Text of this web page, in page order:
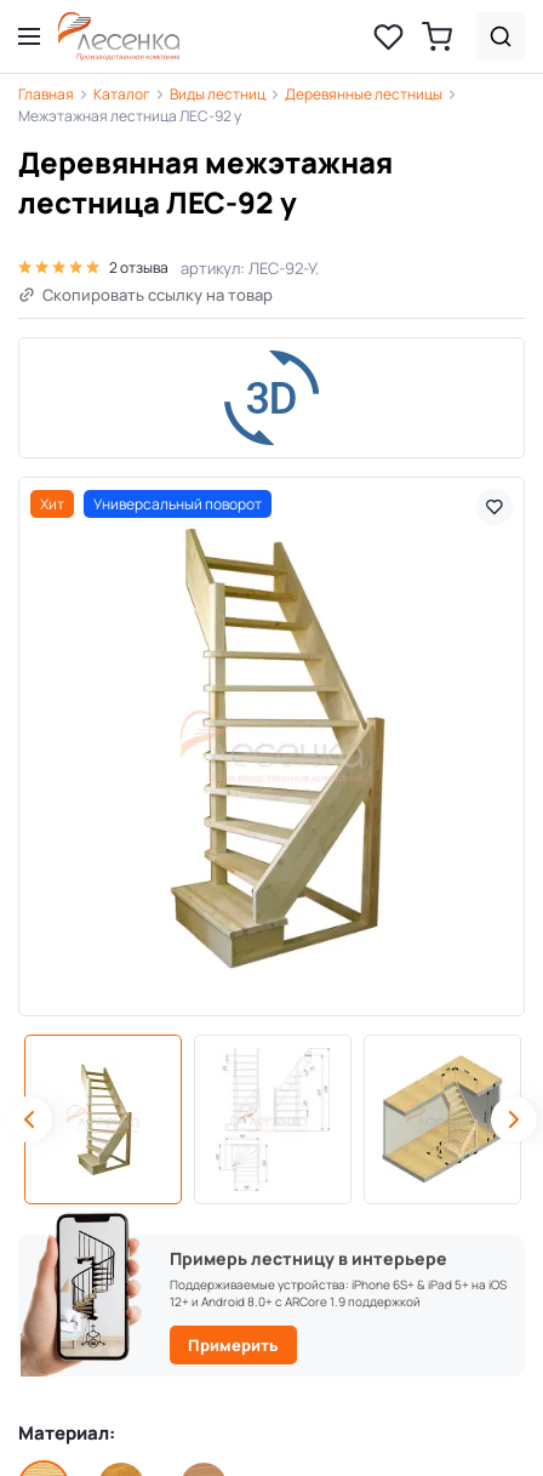
Главная Каталог Виды лестниц
Деревянные лестницы
Межэтажная лестница ЛЕС-92 у
Деревянная межэтажная
лестница ЛЕС-92 у
2 отзыва
артикул: ЛЕС-92-У.
Скопировать ссылку на товар
Хит Универсальный поворот
Примерь лестницу в интерьере
Поддерживаемые устройства: iPhone 6S+ & iPad 5+ на iOS
12+ и Android 8.0+ с ARCore 1.9 поддержкой
Примерить
Материал: